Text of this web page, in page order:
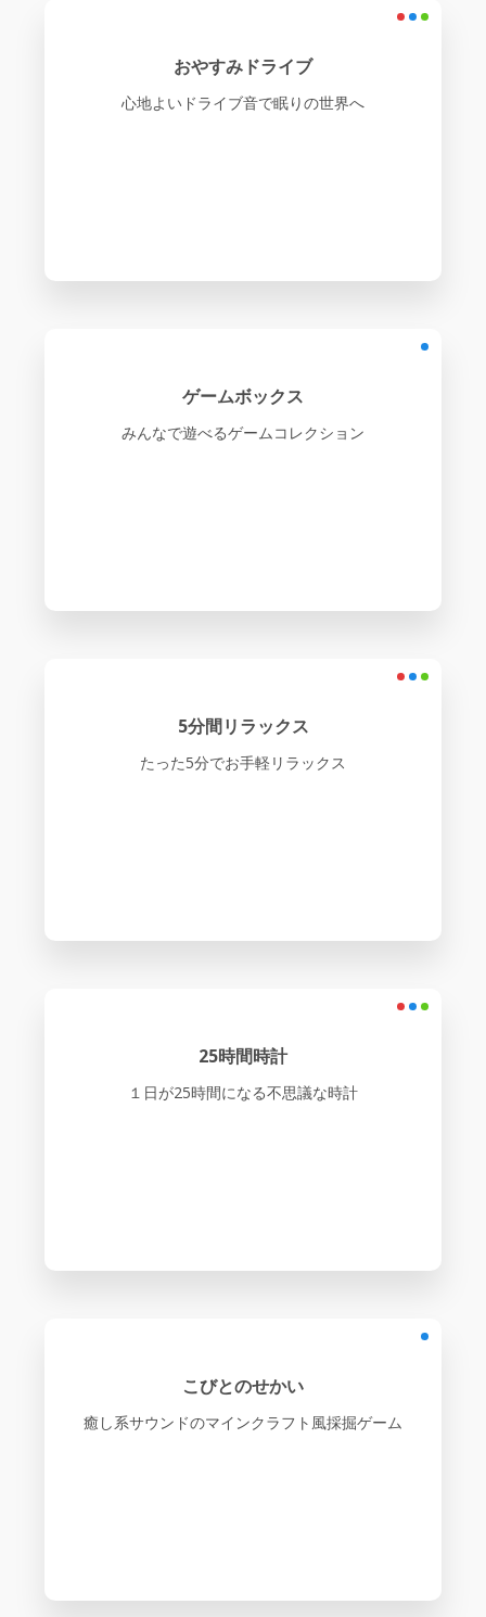
おやすみドライブ
心地よいドライブ音で眠りの世界へ
ゲームボックス
みんなで遊べるゲームコレクション
5分間リラックス
たった5分でお手軽リラックス
25時間時計
１日が25時間になる不思議な時計
こびとのせかい
癒し系サウンドのマインクラフト風採掘ゲーム